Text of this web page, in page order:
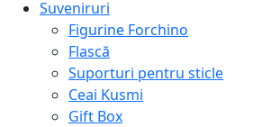
Suveniruri
Figurine Forchino
Flască
Suporturi pentru sticle
Ceai Kusmi
Gift Box